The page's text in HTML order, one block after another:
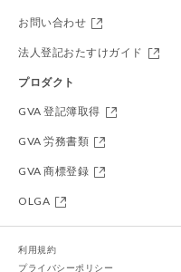
お問い合わせ
法人登記おたすけガイド
プロダクト
GVA 登記簿取得
GVA 労務書類
GVA 商標登録
OLGA
利用規約
プライバシーポリシー